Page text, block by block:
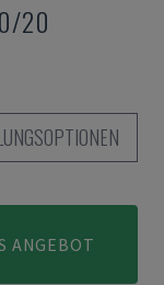
20
ANGEBOT